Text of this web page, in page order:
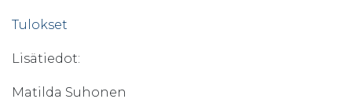
Tulokset
Lisätiedot:
Matilda Suhonen